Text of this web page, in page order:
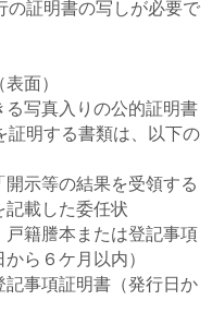
の証明書の写しが必要で
面）
る写真入りの公的証明書
証明する書類は、以下の
示等の結果を受領する
記載した委任状
戸籍謄本または登記事項
ら６ケ月以内）
記事項証明書（発行日か